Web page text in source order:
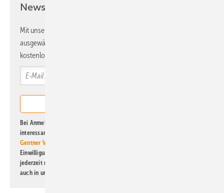
Newsletter!
Mit unserem Newsletter erhalten Sie regelmäßig von uns
ausgewählte Informationen und Neuigkeiten, gebündelt und
kostenlos direkt ins Postfach.
Bei Anmeldung zu diesem Newsletter bin ich damit einverstanden, über
interessante Verlags- und Online-Angebote
Gentner Verlag GmbH & Co. KG
Einwilligung kann ich jederzeit widerrufen und eine Abmeldung ist
jederzeit möglich. Informationen zum Umgang mit Daten finden Sie
auch in unserer